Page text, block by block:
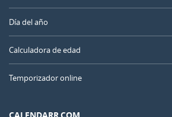
Día del año
Calculadora de edad
Temporizador online